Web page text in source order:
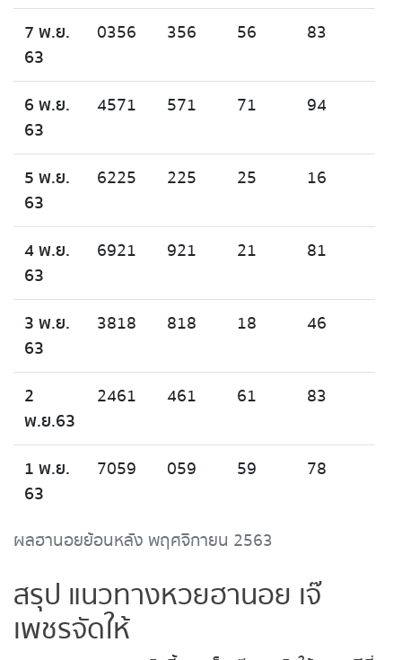
ผลฮานอยย้อนหลัง พฤศจิกายน 2563
7 พ.ย.
63
0356 356 56 83
6 พ.ย.
63
4571 571 71 94
5 พ.ย.
63
6225 225 25 16
4 พ.ย.
63
6921 921 21 81
3 พ.ย.
63
3818 818 18 46
2
พ.ย.63
2461 461 61 83
1 พ.ย.
63
7059 059 59 78
สรุป แนวทางหวยฮานอย เจ๊
เพชรจัดให้